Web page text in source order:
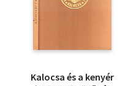
Kalocsa és a kenyér